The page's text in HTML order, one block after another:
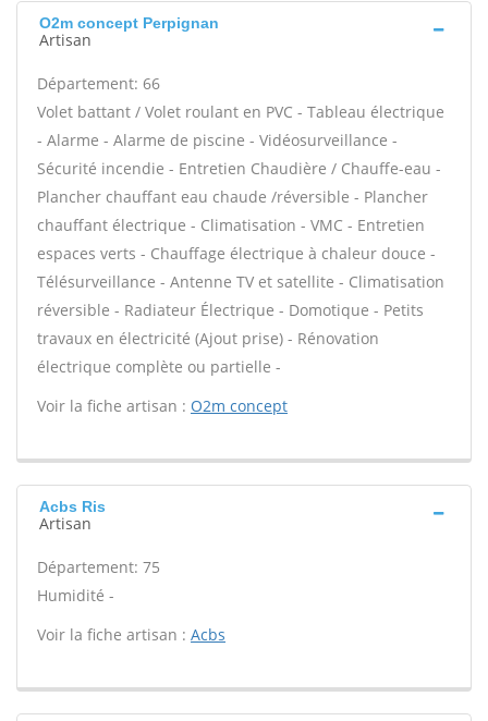
O2m concept Perpignan
Artisan
Département: 66
Volet battant / Volet roulant en PVC - Tableau électrique
- Alarme - Alarme de piscine - Vidéosurveillance -
Sécurité incendie - Entretien Chaudière / Chauffe-eau -
Plancher chauffant eau chaude /réversible - Plancher
chauffant électrique - Climatisation - VMC - Entretien
espaces verts - Chauffage électrique à chaleur douce -
Télésurveillance - Antenne TV et satellite - Climatisation
réversible - Radiateur Électrique - Domotique - Petits
travaux en électricité (Ajout prise) - Rénovation
électrique complète ou partielle -
Voir la fiche artisan : O2m concept
Acbs Ris
Artisan
Département: 75
Humidité -
Voir la fiche artisan : Acbs